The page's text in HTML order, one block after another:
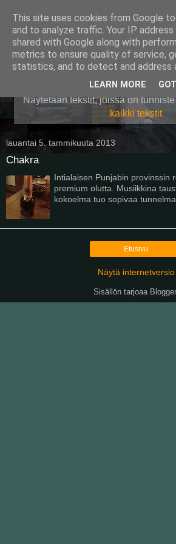
Pullollinen
Näytetään tekstit, joissa on tunniste
kaikki tekstit
lauantai 5. tammikuuta 2013
Chakra
Intialaisen Punjabin provinssin
premium olutta. Musiikkina
kokoelma tuo sopivaa
Etusivu
Näytä internetversio
Sisällön tarjoaa Blogger
This site uses cookies from Google
and to analyze traffic. Your IP
shared with Google along with
metrics to ensure quality of service,
statistics, and to detect and address
LEARN MORE